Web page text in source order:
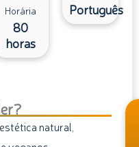
Horária
80
horas
Português
natural,